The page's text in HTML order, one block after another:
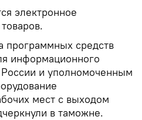
электронное
программных средств
информационного
и уполномоченным
мест с выходом
в таможне.